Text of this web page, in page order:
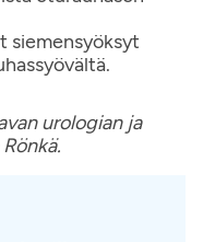
siemensyöksyt
urologian ja